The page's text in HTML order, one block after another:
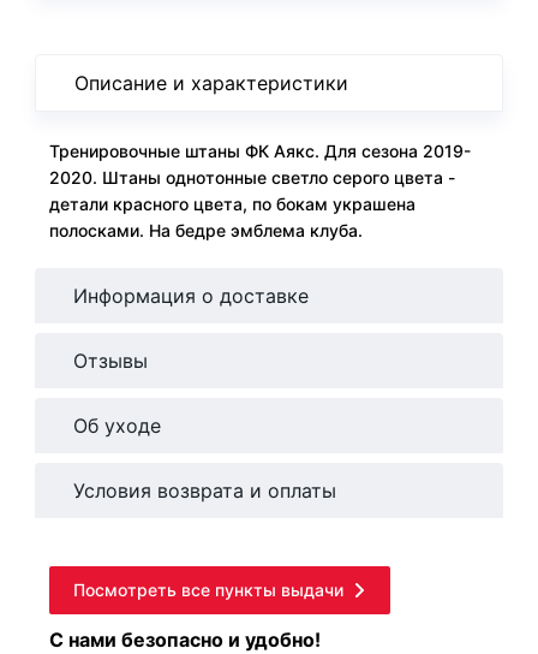
Описание и характеристики
Тренировочные штаны ФК Аякс. Для сезона 2019-
2020. Штаны однотонные светло серого цвета -
детали красного цвета, по бокам украшена
полосками. На бедре эмблема клуба.
Информация о доставке
Отзывы
Об уходе
Условия возврата и оплаты
Посмотреть все пункты выдачи
С нами безопасно и удобно!